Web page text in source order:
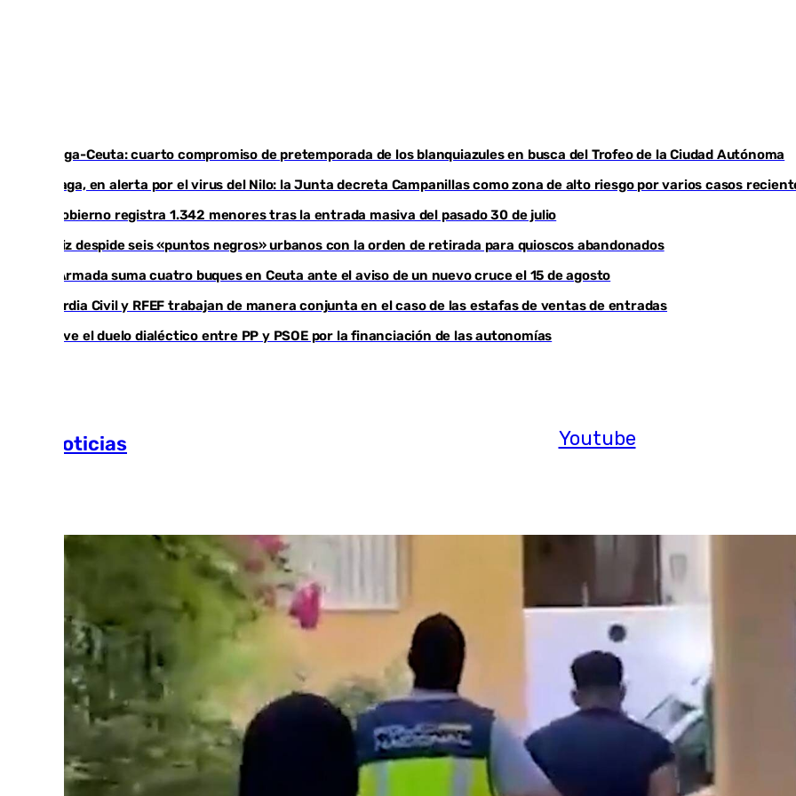
Youtube
Málaga-Ceuta: cuarto compromiso de pretemporada de los blanquiazules en busca del Trofeo de la Ciudad Autónoma
Málaga, en alerta por el virus del Nilo: la Junta decreta Campanillas como zona de alto riesgo por varios casos
El Gobierno registra 1.342 menores tras la entrada masiva del pasado 30 de julio
Cádiz despide seis «puntos negros» urbanos con la orden de retirada para quioscos abandonados
La Armada suma cuatro buques en Ceuta ante el aviso de un nuevo cruce el 15 de agosto
Guardia Civil y RFEF trabajan de manera conjunta en el caso de las estafas de ventas de entradas
Vuelve el duelo dialéctico entre PP y PSOE por la financiación de las autonomías
Más noticias